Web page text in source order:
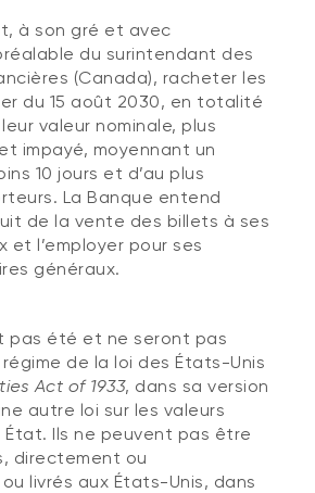
à son gré et avec
du surintendant des
(Canada), racheter les
du 15 août 2030, en totalité
valeur nominale, plus
impayé, moyennant un
10 jours et d’au plus
La Banque entend
de la vente des billets à ses
et l’employer pour ses
généraux.
pas été et ne seront pas
de la loi des États-Unis
Act of 1933, dans sa version
autre loi sur les valeurs
État. Ils ne peuvent pas être
directement ou
livrés aux États-Unis, dans